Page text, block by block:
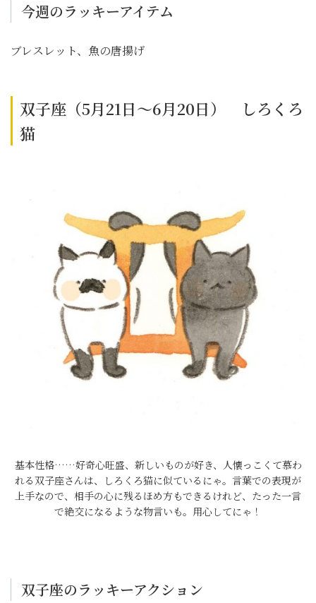
今週のラッキーアイテム
ブレスレット、魚の唐揚げ
双子座（5月21日～6月20日） しろくろ
猫
基本性格……好奇心旺盛、新しいものが好き、人懐っこくて慕わ
れる双子座さんは、しろくろ猫に似ているにゃ。言葉での表現が
上手なので、相手の心に残るほめ方もできるけれど、たった一言
で絶交になるような物言いも。用心してにゃ！
双子座のラッキーアクション